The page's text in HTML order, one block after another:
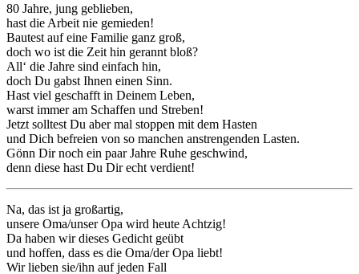
80 Jahre, jung geblieben,
hast die Arbeit nie gemieden!
Bautest auf eine Familie ganz groß,
doch wo ist die Zeit hin gerannt bloß?
All‘ die Jahre sind einfach hin,
doch Du gabst Ihnen einen Sinn.
Hast viel geschafft in Deinem Leben,
warst immer am Schaffen und Streben!
Jetzt solltest Du aber mal stoppen mit dem Hasten
und Dich befreien von so manchen anstrengenden Lasten.
Gönn Dir noch ein paar Jahre Ruhe geschwind,
denn diese hast Du Dir echt verdient!
Na, das ist ja großartig,
unsere Oma/unser Opa wird heute Achtzig!
Da haben wir dieses Gedicht geübt
und hoffen, dass es die Oma/der Opa liebt!
Wir lieben sie/ihn auf jeden Fall